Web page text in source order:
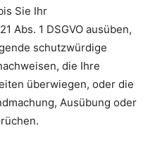
Sie Ihr
Abs. 1 DSGVO ausüben,
schutzwürdige
die Ihre
überwiegen, oder die
Ausübung oder